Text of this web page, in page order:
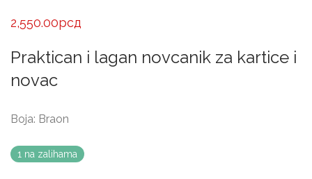
2,550.00рсд
Praktican i lagan novcanik za kartice i
novac
Boja: Braon
1 na zalihama